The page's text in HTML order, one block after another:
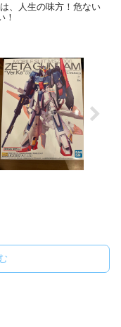
、人生の味方！危ない
！